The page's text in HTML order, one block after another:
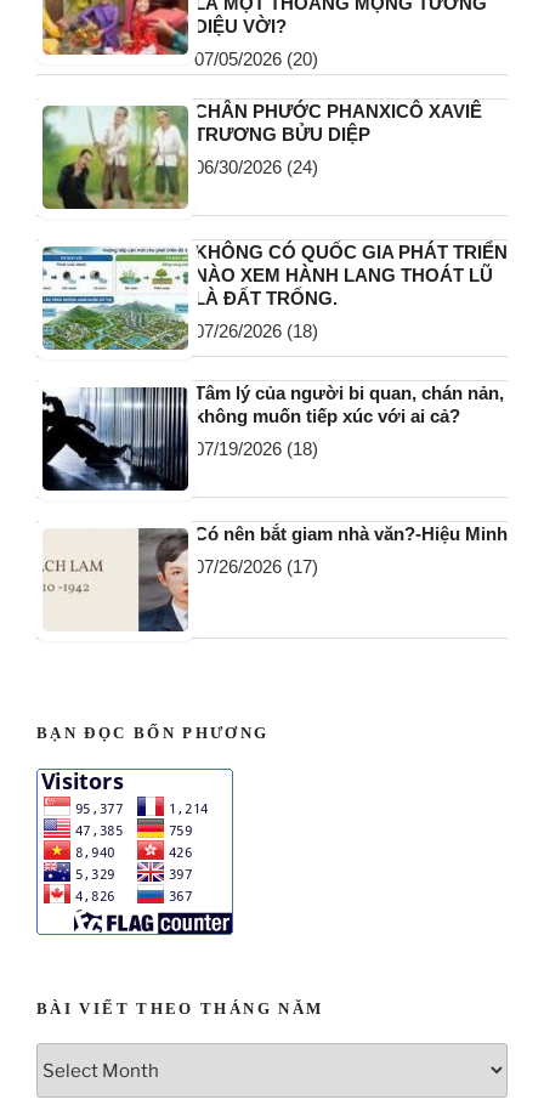
DIỆU VỜI?
07/05/2026 (20)
CHÂN PHƯỚC PHANXICÔ XAVIÊ
TRƯƠNG BỬU DIỆP
06/30/2026 (24)
KHÔNG CÓ QUỐC GIA PHÁT TRIỂN
NÀO XEM HÀNH LANG THOÁT LŨ
LÀ ĐẤT TRỐNG.
07/26/2026 (18)
Tâm lý của người bi quan, chán nản,
không muốn tiếp xúc với ai cả?
07/19/2026 (18)
Có nên bắt giam nhà văn?-Hiệu Minh
07/26/2026 (17)
BẠN ĐỌC BỐN PHƯƠNG
BÀI VIẾT THEO THÁNG NĂM